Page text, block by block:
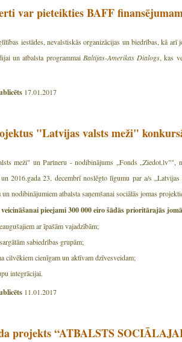
var pieteikties BAFF
iestādes, nevalstiskās organizācijas un biedrības, kā
un atbalsta programmai Baltijas-Amerikas Dialogs, kas
17.01.2017
"Latvijas valsts meži"
meži" un Partneru - nodibinājums „Fonds
2016.gada 23. decembrī noslēgto līgumu par a/s
nodibinājumiem atbalsta saņemšanai sociālās jomas
pieejami 300 000 eiro šādās prioritārajās
ar īpašām vajadzībām;
sabiedrības grupām;
cilvēkiem cienīgam un aktīvam dzīvesveidam;
integrācijai.
11.01.2017
projekts “ATBALSTS